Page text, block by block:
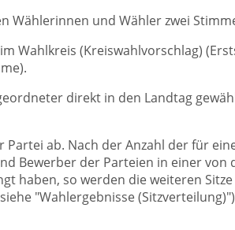
Wählerinnen und Wähler zwei
Wahlkreis (Kreiswahlvorschlag)
direkt in den Landtag
Partei ab. Nach der Anzahl der für
Bewerber der Parteien in einer
haben, so werden die weiteren
"Wahlergebnisse